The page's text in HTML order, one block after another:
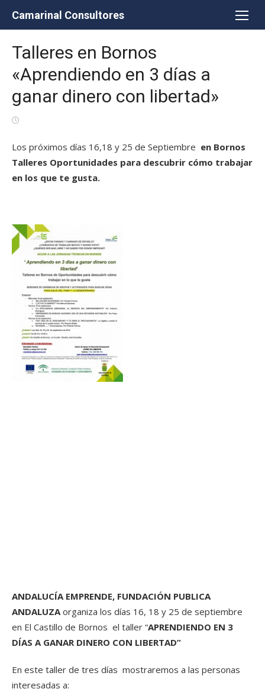
Camarinal Consultores
Talleres en Bornos
«Aprendiendo en 3 días a
ganar dinero con libertad»
Publicada
Los próximos días 16,18 y 25 de Septiembre en Bornos
Talleres Oportunidades para descubrir cómo trabajar
en los que te gusta.
ANDALUCÍA EMPRENDE, FUNDACIÓN PUBLICA
ANDALUZAorganiza los días 16, 18 y 25 de septiembre
en El Castillo de Bornos el taller “APRENDIENDO EN 3
DÍAS A GANAR DINERO CON LIBERTAD”
En este taller de tres días mostraremos a las personas
interesadas a: